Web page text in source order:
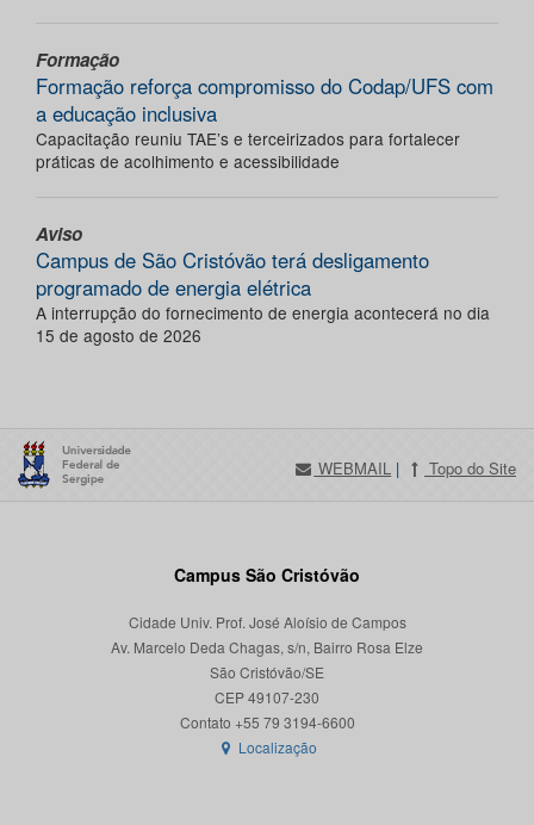
Formação
Formação reforça compromisso do Codap/UFS com
a educação inclusiva
Capacitação reuniu TAE’s e terceirizados para fortalecer
práticas de acolhimento e acessibilidade
Aviso
Campus de São Cristóvão terá desligamento
programado de energia elétrica
A interrupção do fornecimento de energia acontecerá no dia
15 de agosto de 2026
WEBMAIL | Topo do Site
Campus São Cristóvão
Cidade Univ. Prof. José Aloísio de Campos
Av. Marcelo Deda Chagas, s/n, Bairro Rosa Elze
São Cristóvão/SE
CEP 49107-230
Localização